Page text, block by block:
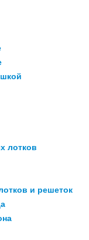
лотков
и решеток